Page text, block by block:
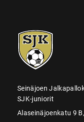
SJK-
juniorit
Seinäjoen
SJK-juniorit
Alaseinäjoenkatu 9